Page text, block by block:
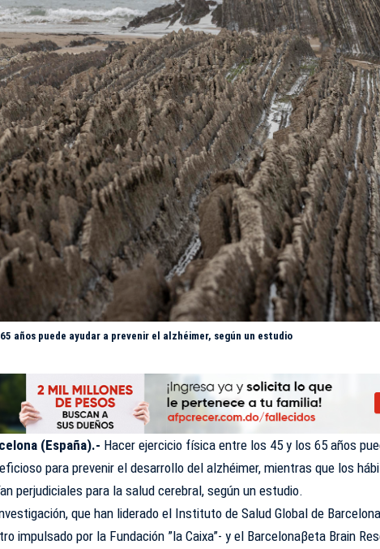
años puede ayudar a prevenir el alzhéimer, según un estudio
(España).- Hacer ejercicio física entre los 45 y los 65 años
para prevenir el desarrollo delalzhéimer, mientras que los
perjudiciales para la salud cerebral, según un estudio.
que han liderado el Instituto de Salud Global de
impulsado por la Fundación ”la Caixa”- y el Barcelonaβeta Brain